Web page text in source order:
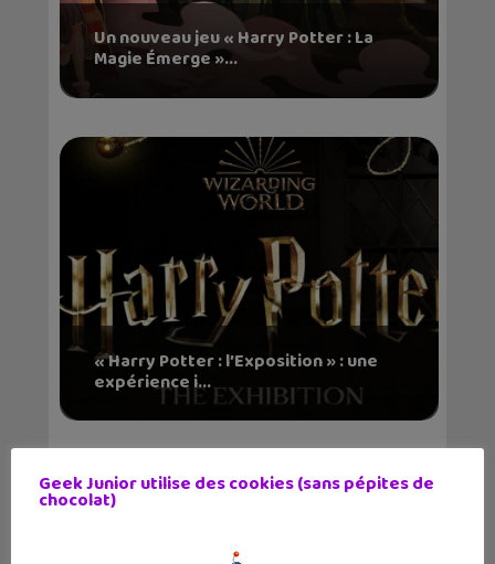
Un nouveau jeu « Harry Potter : La
Magie Émerge »...
« Harry Potter : l’Exposition » : une
expérience i...
Geek Junior utilise des cookies (sans pépites de
chocolat)